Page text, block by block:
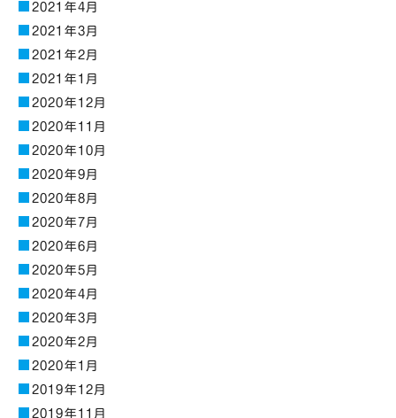
2021年4月
2021年3月
2021年2月
2021年1月
2020年12月
2020年11月
2020年10月
2020年9月
2020年8月
2020年7月
2020年6月
2020年5月
2020年4月
2020年3月
2020年2月
2020年1月
2019年12月
2019年11月